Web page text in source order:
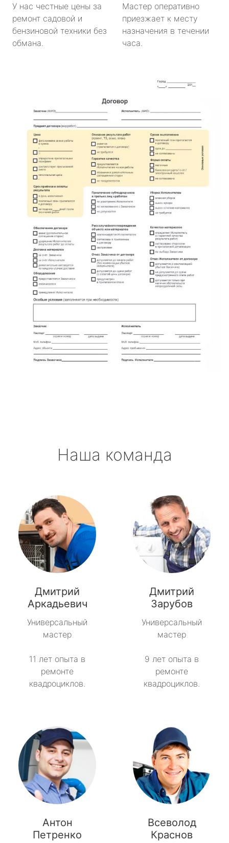
У нас честные цены за
ремонт садовой и
бензиновой техники без
обмана.
Мастер оперативно
приезжает к месту
назначения в течении
часа.
Наша команда
Дмитрий
Аркадьевич
Универсальный
мастер
11 лет опыта в
ремонте
квадроциклов.
Дмитрий
Зарубов
Универсальный
мастер
9 лет опыта в
ремонте
квадроциклов.
Антон
Петренко
Всеволод
Краснов